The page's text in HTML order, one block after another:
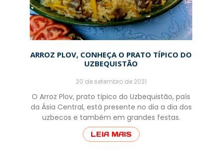
ARROZ PLOV, CONHEÇA O PRATO TÍPICO DO
UZBEQUISTÃO
20 de setembro de 2021
O Arroz Plov, prato típico do Uzbequistão, país
da Ásia Central, está presente no dia a dia dos
uzbecos e também em grandes festas.
LEIA MAIS